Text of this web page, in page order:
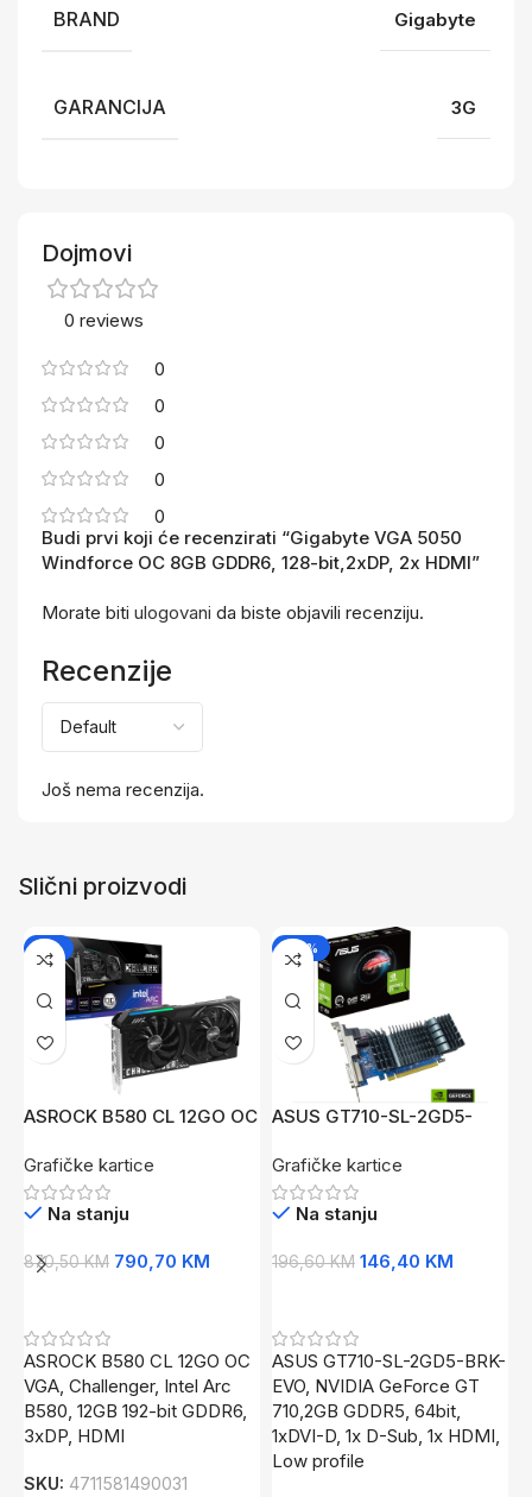
BRAND Gigabyte
GARANCIJA 3G
Dojmovi
0 reviews
0
0
0
0
0
Recenzije
Još nema recenzija.
Budi prvi koji će recenzirati “Gigabyte VGA 5050
Windforce OC 8GB GDDR6, 128-bit,2xDP, 2x HDMI”
Morate biti ulogovani da biste objavili recenziju.
Slični proizvodi
-9%
ASROCK B580 CL 12GO OC
B58012GB 192-bit GDDR6,
3xDP, HDMI
Grafičke kartice
Na stanju
870,50KM 790,70 KM
ASROCK B580 CL 12GO OC
VGA, Challenger, Intel Arc
B580, 12GB 192-bit GDDR6,
3xDP, HDMI
SKU: 4711581490031
-26%
ASUS GT710-SL-2GD5-
GT 7102GB GDDR5, 64bit,
1xDVI-D, 1x D-Sub,
Grafičke kartice
Na stanju
196,60KM 146,40 KM
ASUS GT710-SL-2GD5-BRK-
EVO, NVIDIA GeForce GT
710,2GB GDDR5, 64bit,
1xDVI-D, 1x D-Sub, 1x HDMI,
Low profile